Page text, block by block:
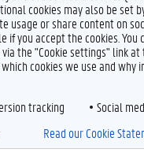
o
u
T
u
b
e
n
s
t
a
g
r
cookies may also be set
usage or share content on
if you accept the cookies. You
the "Cookie settings" link
cookies we use and why
tracking
Social
Read our Cookie